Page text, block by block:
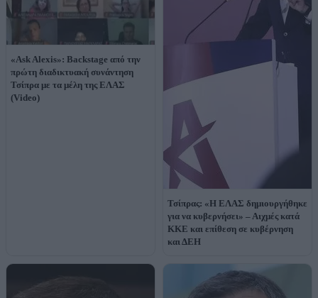
«Ask Alexis»: Backstage από την
πρώτη διαδικτυακή συνάντηση
Τσίπρα με τα μέλη της ΕΛΑΣ
(Video)
Τσίπρας: «Η ΕΛΑΣ δημιουργήθηκε
για να κυβερνήσει» – Αιχμές κατά
ΚΚΕ και επίθεση σε κυβέρνηση
και ΔΕΗ